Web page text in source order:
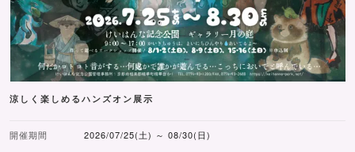
涼しく楽しめるハンズオン展示
開催期間 2026/07/25(土) ～ 08/30(日)